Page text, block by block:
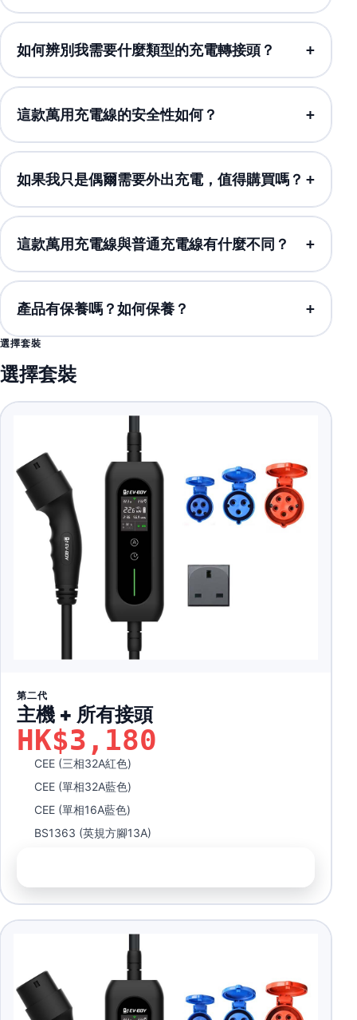
如何辨別我需要什麼類型的充電轉接頭？
這款萬用充電線的安全性如何？
如果我只是偶爾需要外出充電，值得購買嗎？
這款萬用充電線與普通充電線有什麼不同？
產品有保養嗎？如何保養？
選擇套裝
選擇套裝
第二代
主機 + 所有接頭
HK$3,180
CEE (三相32A紅色)
CEE (單相32A藍色)
CEE (單相16A藍色)
BS1363 (英規方腳13A)